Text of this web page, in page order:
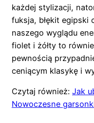
każdej stylizacji,
fuksja, błękit egipski
naszego wyglądu
fiolet i żółty to
pewnością
ceniącym klasykę i
Czytaj również: Jak
Nowoczesne